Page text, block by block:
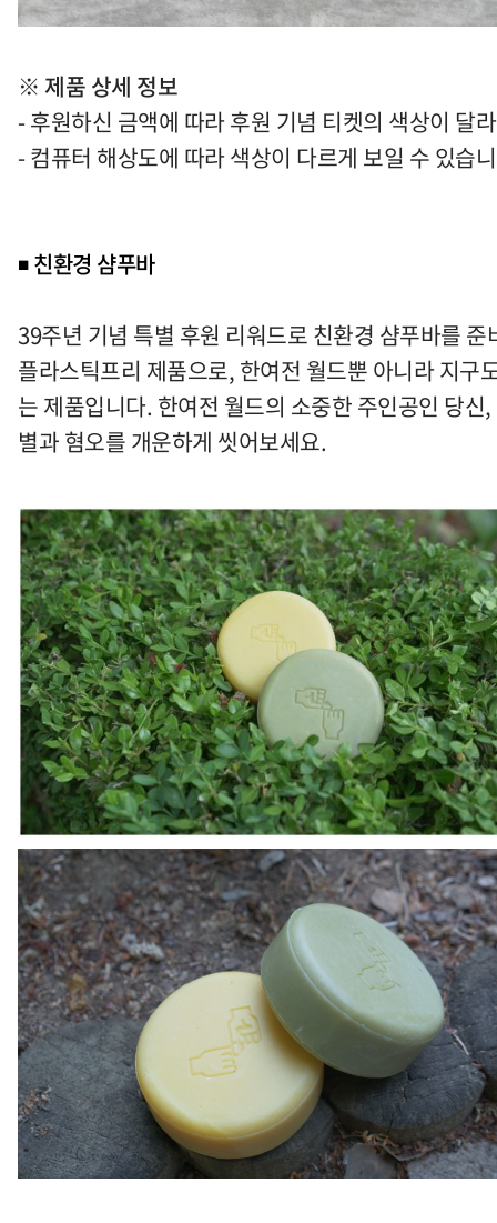
※ 제품 상세 정보
-후원하신 금액에 따라 후원 기념 티켓의 색상이 달
-컴퓨터 해상도에 따라 색상이 다르게 보일 수 있습
◾친환경 샴푸바
39주년 기념 특별 후원 리워드로 친환경 샴푸바를 준
플라스틱프리 제품으로,한여전 월드뿐 아니라 지구
는 제품입니다. 한여전 월드의 소중한 주인공인 당신,
별과 혐오를 개운하게 씻어보세요.